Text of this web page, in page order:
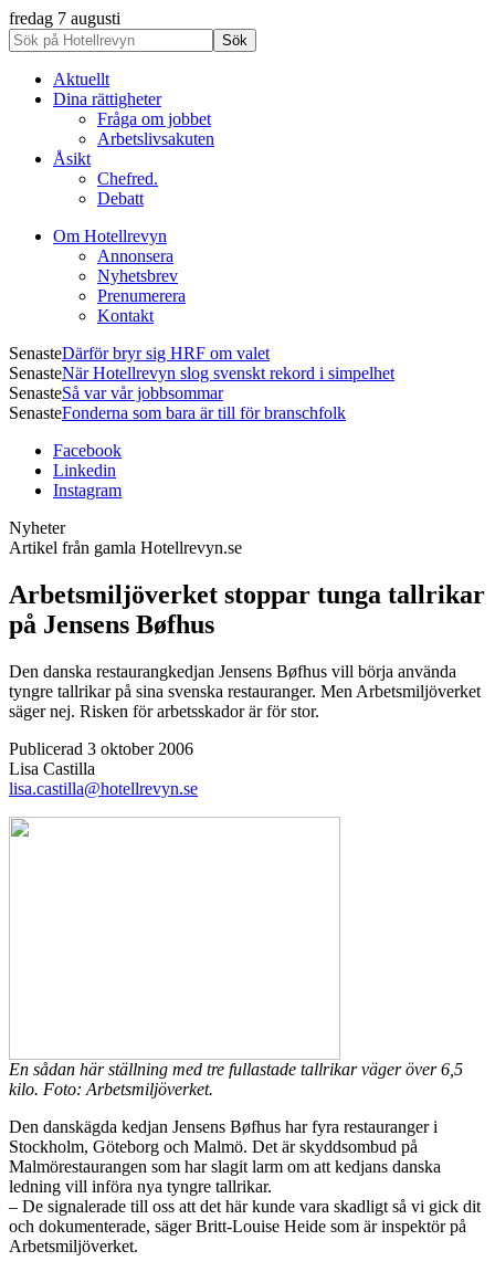
fredag 7 augusti
Aktuellt
Dina rättigheter
Fråga om jobbet
Arbetslivsakuten
Åsikt
Chefred.
Debatt
Om Hotellrevyn
Annonsera
Nyhetsbrev
Prenumerera
Kontakt
SenasteDärför bryr sig HRF om valet
SenasteNär Hotellrevyn slog svenskt rekord i simpelhet
SenasteSå var vår jobbsommar
SenasteFonderna som bara är till för branschfolk
Facebook
Linkedin
Instagram
Nyheter
Artikel från gamla Hotellrevyn.se
Arbetsmiljöverket stoppar tunga tallrikar
på Jensens Bøfhus
Den danska restaurangkedjan Jensens Bøfhus vill börja använda
tyngre tallrikar på sina svenska restauranger. Men Arbetsmiljöverket
säger nej. Risken för arbetsskador är för stor.
Publicerad 3 oktober 2006
Lisa Castilla
lisa.castilla@hotellrevyn.se
En sådan här ställning med tre fullastade tallrikar väger över 6,5
kilo. Foto: Arbetsmiljöverket.
Den danskägda kedjan Jensens Bøfhus har fyra restauranger i
Stockholm, Göteborg och Malmö. Det är skyddsombud på
Malmörestaurangen som har slagit larm om att kedjans danska
ledning vill införa nya tyngre tallrikar.
– De signalerade till oss att det här kunde vara skadligt så vi gick dit
och dokumenterade, säger Britt-Louise Heide som är inspektör på
Arbetsmiljöverket.